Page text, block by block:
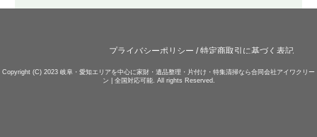
プライバシーポリシー /特定商取引に基づく表記
Copyright (C) 2023 岐阜・愛知エリアを中心に家財・遺品整理・片付け・特集清掃なら合同会社アイワクリー
ン | 全国対応可能. All rights Reserved.